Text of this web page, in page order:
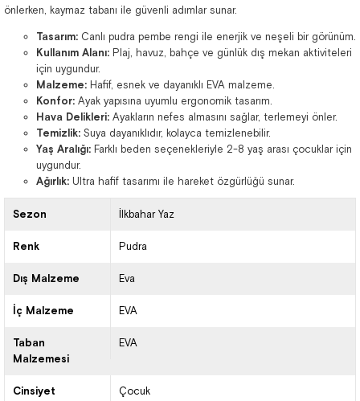
önlerken, kaymaz tabanı ile güvenli adımlar sunar.
Tasarım: Canlı pudra pembe rengi ile enerjik ve neşeli bir görünüm.
Kullanım Alanı: Plaj, havuz, bahçe ve günlük dış mekan aktiviteleri
için uygundur.
Malzeme: Hafif, esnek ve dayanıklı EVA malzeme.
Konfor: Ayak yapısına uyumlu ergonomik tasarım.
Hava Delikleri: Ayakların nefes almasını sağlar, terlemeyi önler.
Temizlik: Suya dayanıklıdır, kolayca temizlenebilir.
Yaş Aralığı: Farklı beden seçenekleriyle 2-8 yaş arası çocuklar için
uygundur.
Ağırlık: Ultra hafif tasarımı ile hareket özgürlüğü sunar.
Sezon İlkbahar Yaz
Renk Pudra
Dış Malzeme Eva
İç Malzeme EVA
Taban
Malzemesi
EVA
Cinsiyet Çocuk